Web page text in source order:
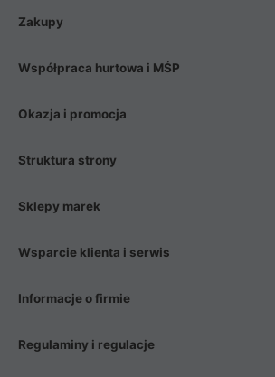
wentylatory. Na koniec mając już to
Zakupy
Współpraca hurtowa i MŚP
Okazja i promocja
Struktura strony
Sklepy marek
Wsparcie klienta i serwis
Informacje o firmie
Regulaminy i regulacje